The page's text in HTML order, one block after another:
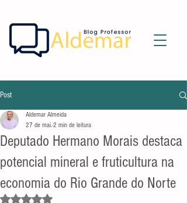
Post
Deputado Hermano Morais destaca
potencial mineral e fruticultura na
economia do Rio Grande do Norte
Aldemar Almeida
27 de mai.2 min de leitura
Avaliado com NaN de 5 estrelas.